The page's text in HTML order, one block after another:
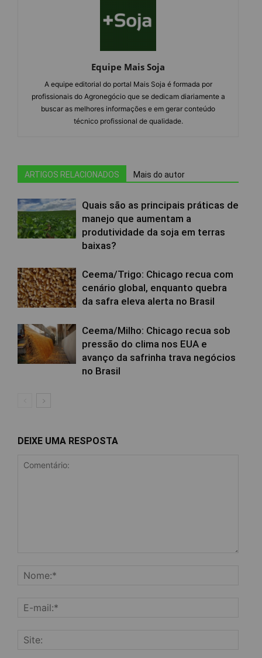
Equipe Mais Soja
A equipe editorial do portal Mais Soja é formada por
profissionais do Agronegócio que se dedicam diariamente a
buscar as melhores informações e em gerar conteúdo
técnico profissional de qualidade.
ARTIGOS RELACIONADOS Mais do autor
Quais são as principais práticas de
manejo que aumentam a
produtividade da soja em terras
baixas?
Ceema/Trigo: Chicago recua com
cenário global, enquanto quebra
da safra eleva alerta no Brasil
Ceema/Milho: Chicago recua sob
pressão do clima nos EUA e
avanço da safrinha trava negócios
no Brasil
DEIXE UMA RESPOSTA